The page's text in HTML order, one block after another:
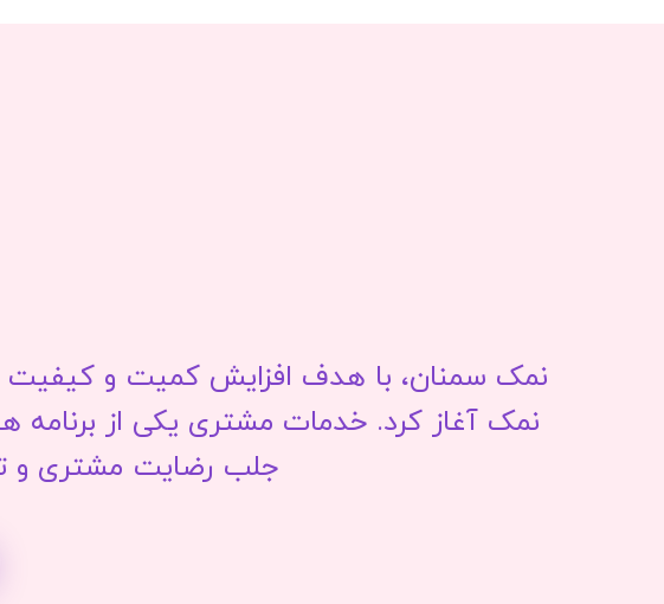
نمک سمنان، با هدف افزایش کمیت و کیفیت
نمک آغاز کرد. خدمات مشتری یکی از
جلب رضایت مشتری و